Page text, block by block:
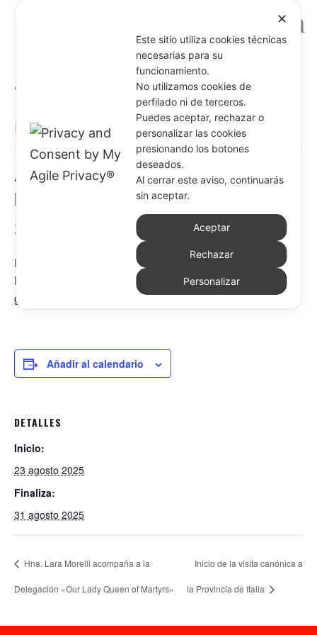
« Todos los Eventos
Este evento ha pasado.
Asamblea de la Delegación de
Nigeria
23 agosto 2025 31 agosto 2025
Del 23 al 31 de agosto se celebrará la asamblea de la
Delegación de Nigeria, a la que asistirán las asistentes
generales sor Lara Morelli y sor Robina Victor.
Añadir al calendario
DETALLES
Inicio:
23 agosto 2025
Finaliza:
31 agosto 2025
Hna. Lara Morelli acompaña a la
Delegación «Our Lady Queen of Martyrs»
Inicio de la visita canónica a
la Provincia de Italia
✕
Este sitio utiliza cookies técnicas
necesarias para su
funcionamiento.
No utilizamos cookies de
perfilado ni de terceros.
Puedes aceptar, rechazar o
personalizar las cookies
presionando los botones
deseados.
Al cerrar este aviso, continuarás
sin aceptar.
Aceptar
Rechazar
Personalizar